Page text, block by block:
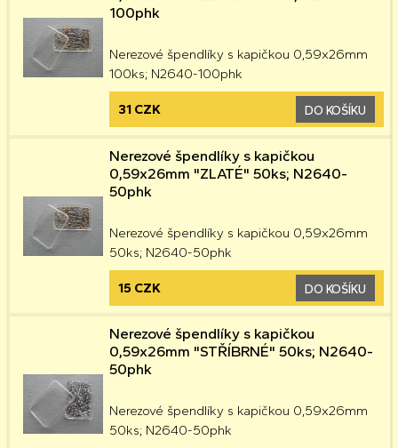
100phk
Nerezové špendlíky s kapičkou 0,59x26mm
100ks; N2640-100phk
31 CZK DO KOŠÍKU
Nerezové špendlíky s kapičkou
0,59x26mm "ZLATÉ" 50ks; N2640-
50phk
Nerezové špendlíky s kapičkou 0,59x26mm
50ks; N2640-50phk
15 CZK DO KOŠÍKU
Nerezové špendlíky s kapičkou
0,59x26mm "STŘÍBRNÉ" 50ks; N2640-
50phk
Nerezové špendlíky s kapičkou 0,59x26mm
50ks; N2640-50phk